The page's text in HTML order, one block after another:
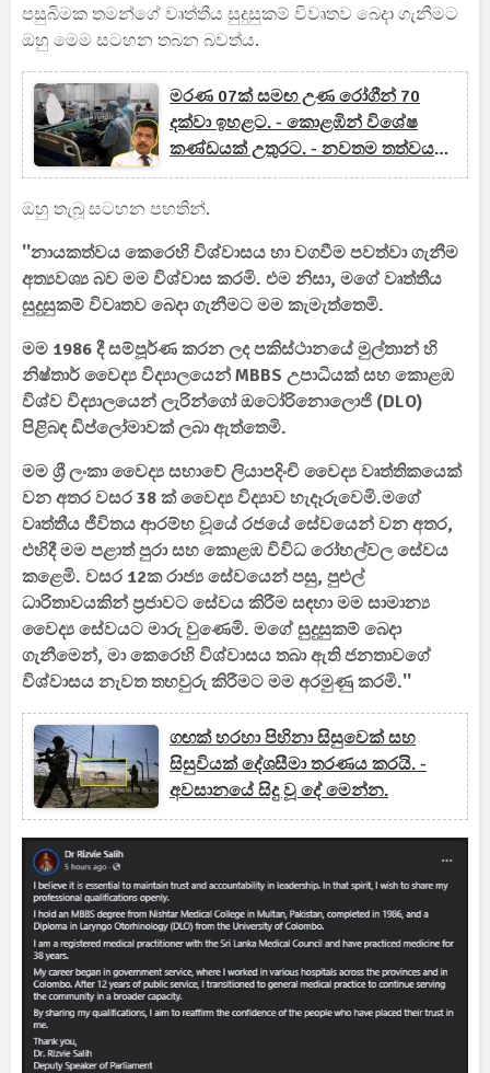
පසුබිමක තමන්ගේ වෘත්තීය සුදුසුකම් විවෘතව බෙදා ගැනීමට
ඔහු මෙම සටහන තබන බවත්ය.
මරණ 07ක් සමඟ උණ රෝගීන් 70
දක්වා ඉහළට. - කොළඹින් විශේෂ
කණ්ඩයක් උතුරට. - නවතම තත්වය
ගැන දැනුම්දෙයි - (VIDEO)
ඔහු තැබූ සටහන පහතින්.
''නායකත්වය කෙරෙහි විශ්වාසය හා වගවීම පවත්වා ගැනීම
අත්‍යවශ්‍ය බව මම විශ්වාස කරමි. එම නිසා, මගේ වෘත්තීය
සුදුසුකම් විවෘතව බෙදා ගැනීමට මම කැමැත්තෙමි.
මම 1986 දී සම්පූර්ණ කරන ලද පකිස්ථානයේ මුල්තාන් හි
නිෂ්තාර් වෛද්‍ය විද්‍යාලයෙන් MBBS උපාධියක් සහ කොළඹ
විශ්ව විද්‍යාලයෙන් ලැරින්ගෝ ඔටෝරිනොලොජි (DLO)
පිළිබඳ ඩිප්ලෝමාවක් ලබා ඇත්තෙමි.
මම ශ්‍රී ලංකා වෛද්‍ය සභාවේ ලියාපදිංචි වෛද්‍ය වෘත්තිකයෙක්
වන අතර වසර 38 ක් වෛද්‍ය විද්‍යාව හැදෑරුවෙමි.මගේ
වෘත්තීය ජීවිතය ආරම්භ වූයේ රජයේ සේවයෙන් වන අතර,
එහිදී මම පළාත් පුරා සහ කොළඹ විවිධ රෝහල්වල සේවය
කළෙමි. වසර 12ක රාජ්‍ය සේවයෙන් පසු, පුළුල්
ධාරිතාවයකින් ප්‍රජාවට සේවය කිරීම සඳහා මම සාමාන්‍ය
වෛද්‍ය සේවයට මාරු වුණෙමි. මගේ සුදුසුකම් බෙදා
ගැනීමෙන්, මා කෙරෙහි විශ්වාසය තබා ඇති ජනතාවගේ
විශ්වාසය නැවත තහවුරු කිරීමට මම අරමුණු කරමි.''
ගඟක් හරහා පිහිනා සිසුවෙක් සහ
සිසුවියක් දේශසීමා තරණය කරයි. -
අවසානයේ සිදු වූ දේ මෙන්න.